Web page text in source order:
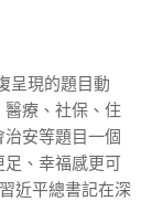
呈現的題目動
醫療、社保、住
安等題目一個
、幸福感更可
近平總書記在深